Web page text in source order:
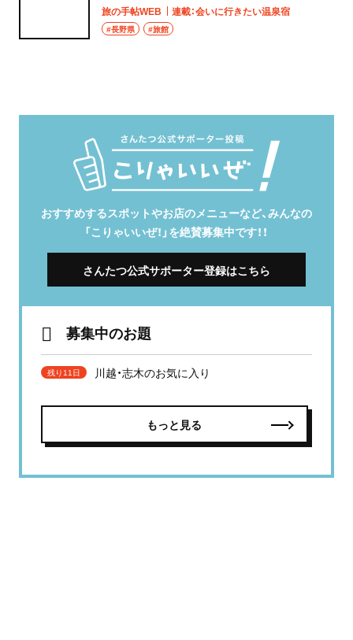
旅の手帖WEB 連載：会いに行きたい温泉宿
#長野県 #旅館
おすすめするスポットやお店のメニューなど、みんなの
「こりゃいいぜ！」を絶賛募集中です！！
さんたつ公式サポーター登録はこちら
募集中のお題
残り11日 川越・志木のお気に入り
もっと見る